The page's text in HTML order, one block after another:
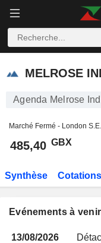
MELROSE
MELROSE
Agenda Melrose
Marché Fermé - London S.E.
485,40 GBX
Synthèse Cotations
Evénements à
13/08/2026